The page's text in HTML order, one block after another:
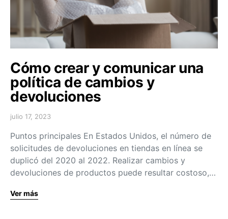
Cómo crear y comunicar una
política de cambios y
devoluciones
julio 17, 2023
Puntos principales En Estados Unidos, el número de
solicitudes de devoluciones en tiendas en línea se
duplicó del 2020 al 2022. Realizar cambios y
devoluciones de productos puede resultar costoso,…
Ver más